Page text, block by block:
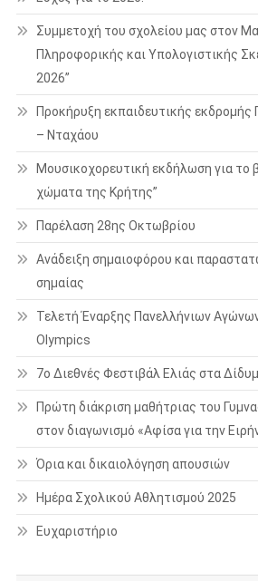
Συμμετοχή του σχολείου μας στον
Πληροφορικής και Υπολογιστικής
2026”
Προκήρυξη εκπαιδευτικής εκδρομής
– Νταχάου
Μουσικοχορευτική εκδήλωση για το
χώματα της Κρήτης”
Παρέλαση 28ης Οκτωβρίου
Ανάδειξη σημαιοφόρου και
σημαίας
Τελετή Έναρξης Πανελλήνιων
Olympics
7ο Διεθνές Φεστιβάλ Ελιάς στα
Πρώτη διάκριση μαθήτριας του
στον διαγωνισμό «Αφίσα για την
Όρια και δικαιολόγηση απουσιών
Ημέρα Σχολικού Αθλητισμού 2025
Ευχαριστήριο